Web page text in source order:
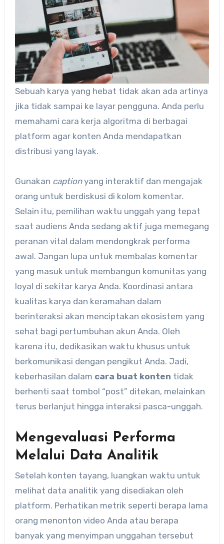
Sebuah karya yang hebat tidak akan ada artinya
jika tidak sampai ke layar pengguna. Anda perlu
memahami cara kerja algoritma di berbagai
platform agar konten Anda mendapatkan
distribusi yang layak.
Gunakan captionyang interaktif dan mengajak
orang untuk berdiskusi di kolom komentar.
Selain itu, pemilihan waktu unggah yang tepat
saat audiens Anda sedang aktif juga memegang
peranan vital dalam mendongkrak performa
awal. Jangan lupa untuk membalas komentar
yang masuk untuk membangun komunitas yang
loyal di sekitar karya Anda. Koordinasi antara
kualitas karya dan keramahan dalam
berinteraksi akan menciptakan ekosistem yang
sehat bagi pertumbuhan akun Anda. Oleh
karena itu, dedikasikan waktu khusus untuk
berkomunikasi dengan pengikut Anda. Jadi,
keberhasilan dalam cara buat konten tidak
berhenti saat tombol “post” ditekan, melainkan
terus berlanjut hingga interaksi pasca-unggah.
Mengevaluasi Performa
Melalui Data Analitik
Setelah konten tayang, luangkan waktu untuk
melihat data analitik yang disediakan oleh
platform. Perhatikan metrik seperti berapa lama
orang menonton video Anda atau berapa
banyak yang menyimpan unggahan tersebut